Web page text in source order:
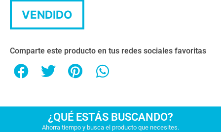
VENDIDO
Comparte este producto en tus redes sociales favoritas
¿QUÉ ESTÁS BUSCANDO?
Ahorra tiempo y busca el producto que necesites.